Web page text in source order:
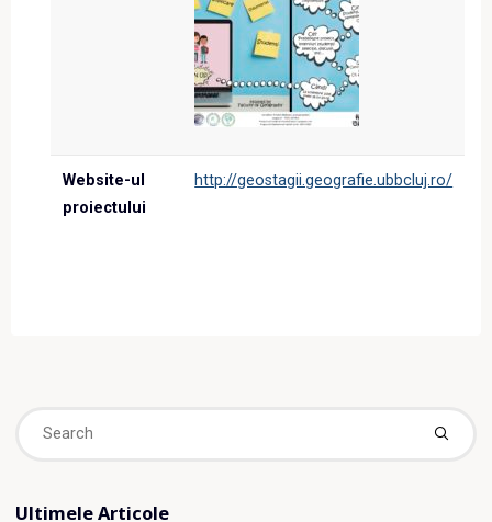
Website-ul
proiectului
http://geostagii.geografie.ubbcluj.ro/
Ultimele Articole